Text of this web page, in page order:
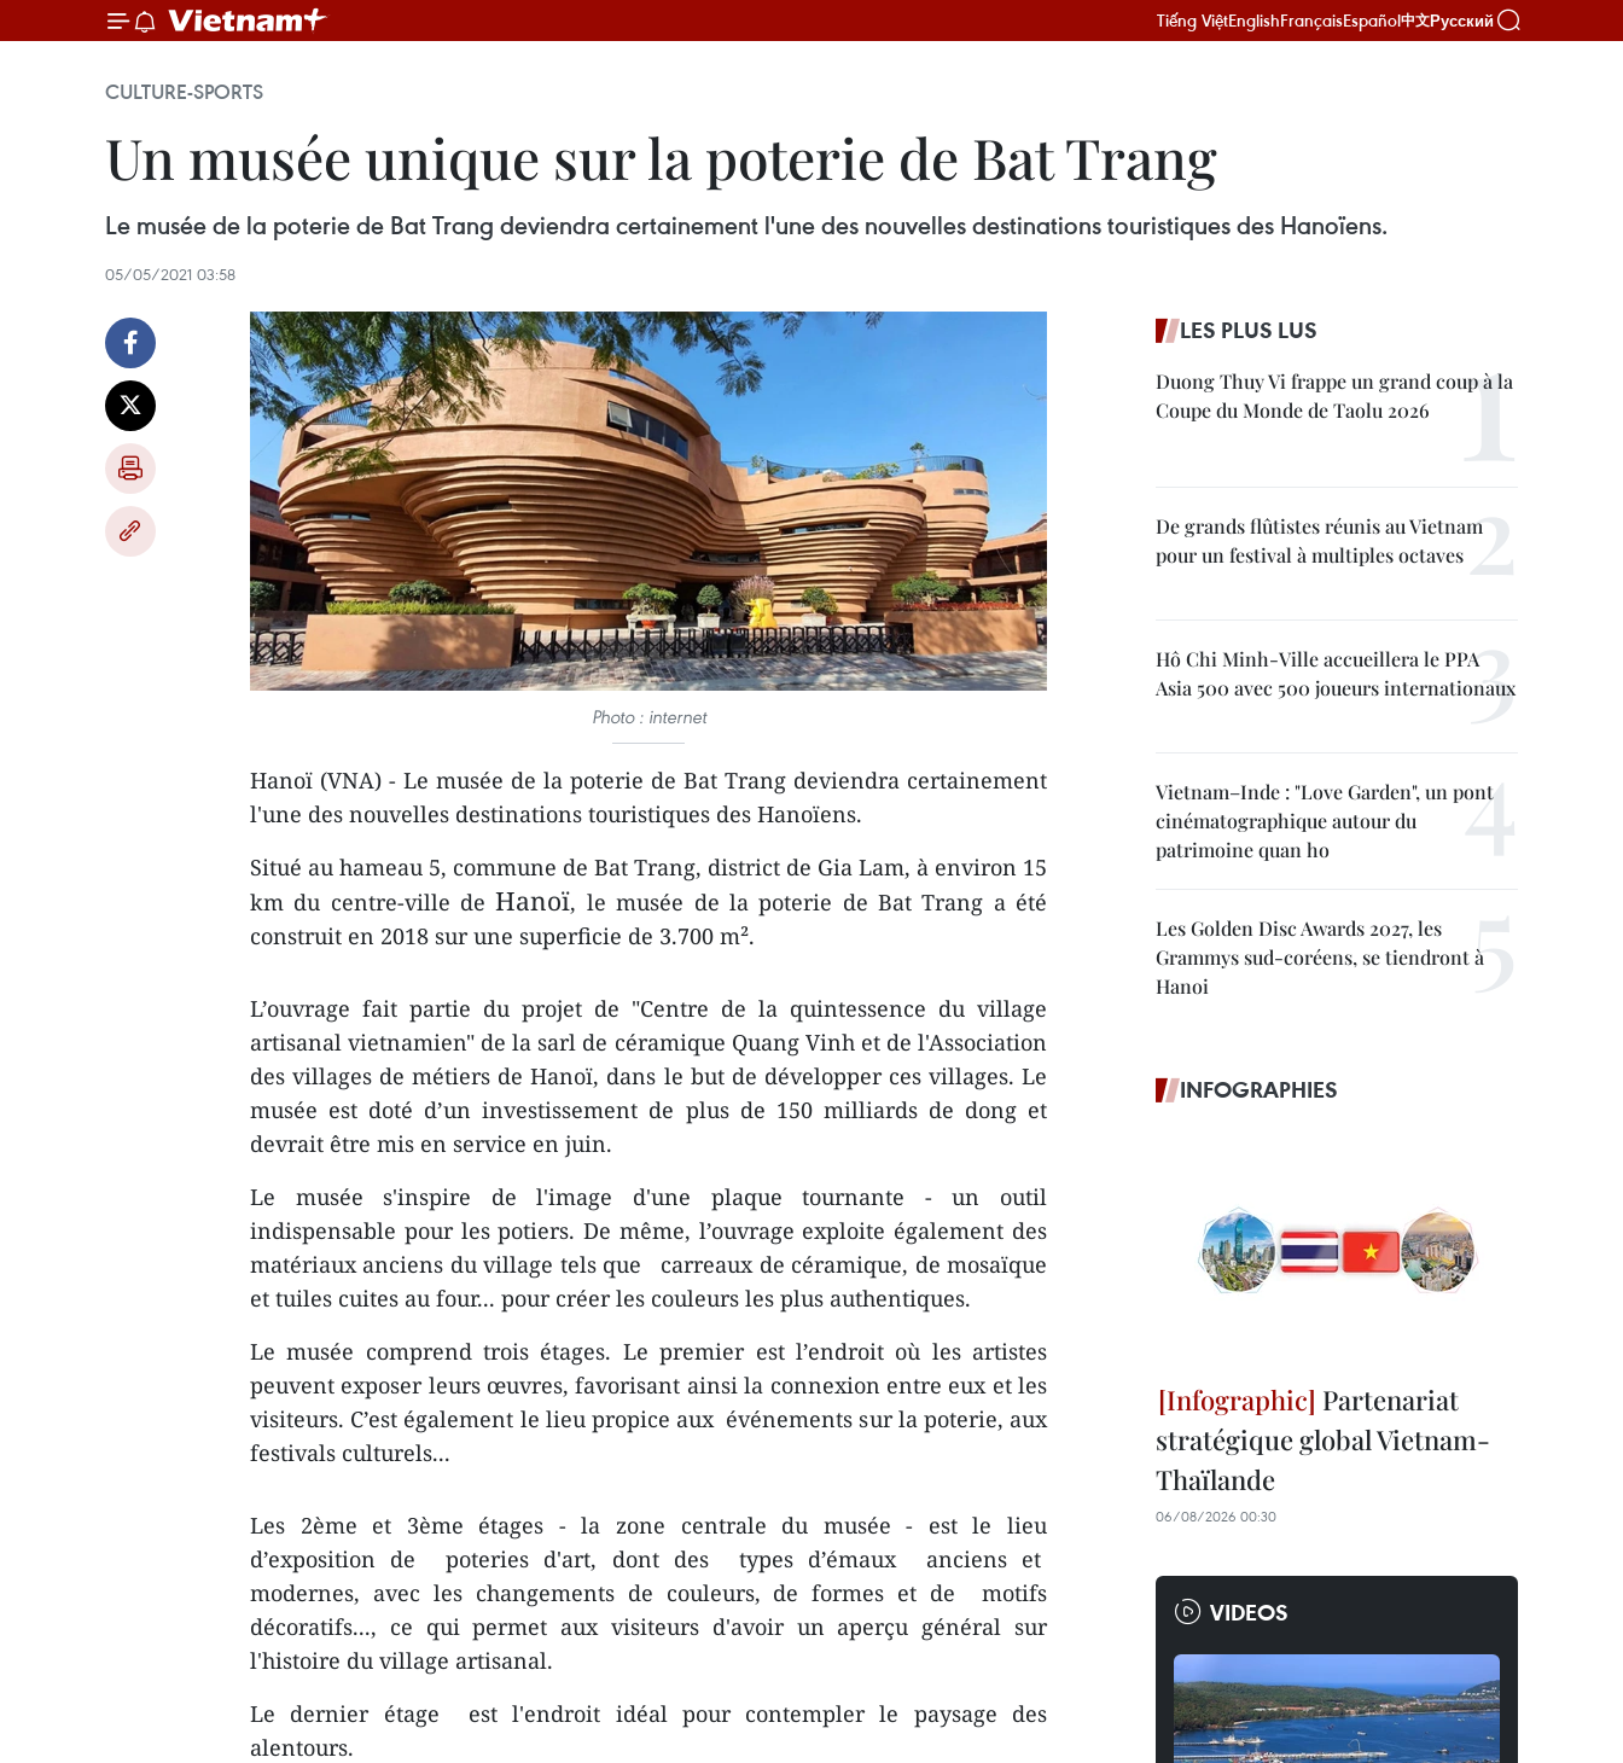
Tiếng ViệtEnglishFrançaisEspañol中文Русский
CULTURE-SPORTS
Un musée unique sur la poterie de Bat Trang
Le musée de la poterie de Bat Trang deviendra certainement l'une des nouvelles destinations touristiques des Hanoïens.
05/05/2021 03:58
Photo : internet
Hanoï (VNA) - Le musée de la poterie de Bat Trang deviendra certainement
l'une des nouvelles destinations touristiques des Hanoïens.
Situé au hameau 5, commune de Bat Trang, district de Gia Lam, à environ 15
km du centre-ville deHanoï, le musée de la poterie de Bat Trang a été
construit en 2018 sur une superficie de 3.700 m².
L’ouvrage fait partie du projet de "Centre de la quintessence du village
artisanal vietnamien" de la sarl de céramique Quang Vinh et de l'Association
des villages de métiers de Hanoï, dans le but de développer ces villages. Le
musée est doté d’un investissement de plus de 150 milliards de dong et
devrait être mis en service en juin.
Le musée s'inspire de l'image d'une plaque tournante - un outil
indispensable pour les potiers. De même, l’ouvrage exploite également des
matériaux anciens du village tels que carreaux de céramique, de mosaïque
et tuiles cuites au four... pour créer les couleurs les plus authentiques.
Le musée comprend trois étages. Le premier est l’endroit où les artistes
peuvent exposer leurs œuvres, favorisant ainsi la connexion entre eux et les
visiteurs. C’est également le lieu propice aux événements sur la poterie, aux
festivals culturels...
Les 2ème et 3ème étages - la zone centrale du musée - est le lieu
d’exposition de poteries d'art, dont des types d’émaux anciens et
modernes, avec les changements de couleurs, de formes et de motifs
décoratifs..., ce qui permet aux visiteurs d'avoir un aperçu général sur
l'histoire du village artisanal.
Le dernier étage est l'endroit idéal pour contempler le paysage des
alentours.
LES PLUS LUS
Duong Thuy Vi frappe un grand coup à la
Coupe du Monde de Taolu 2026
De grands flûtistes réunis au Vietnam
pour un festival à multiples octaves
Hô Chi Minh-Ville accueillera le PPA
Asia 500 avec 500 joueurs internationaux
Vietnam–Inde : "Love Garden", un pont
cinématographique autour du
patrimoine quan ho
Les Golden Disc Awards 2027, les
Grammys sud-coréens, se tiendront à
Hanoi
INFOGRAPHIES
Partenariat
stratégique global Vietnam-
Thaïlande
06/08/2026 00:30
VIDEOS